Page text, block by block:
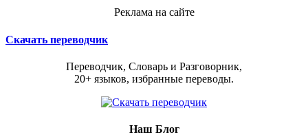
Реклама на сайте
Скачать переводчик
Переводчик, Словарь и Разговорник,
20+ языков, избранные переводы.
Наш Блог